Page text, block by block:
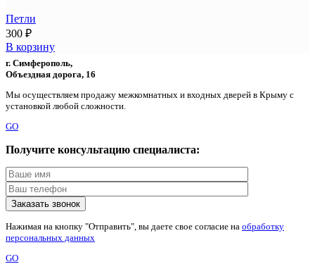
Петли
300 ₽
В корзину
г. Симферополь,
Объездная дорога, 16
Мы осуществляем продажу межкомнатных и входных дверей в Крыму с
установкой любой сложности.
GO
Получите консультацию специалиста:
Нажимая на кнопку "Отправить", вы даете свое согласие на обработку
персональных данных
GO